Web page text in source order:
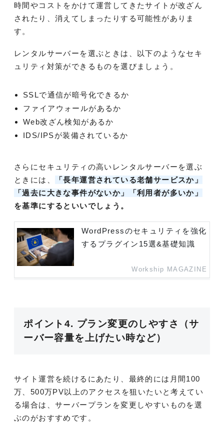
時間やコストをかけて運営してきたサイトが改ざん
されたり、消えてしまったりする可能性がありま
す。
レンタルサーバーを選ぶときは、以下のようなセキ
ュリティ対策ができるものを選びましょう。
SSLで通信が暗号化できるか
ファイアウォールがあるか
Web改ざん検知があるか
IDS/IPSが装備されているか
さらにセキュリティの高いレンタルサーバーを選ぶ
ときには、
「長年運営されている老舗サービスか」
「過去に大きな事件がないか」「利用者が多いか」
を基準にするといいでしょう。
WordPressのセキュリティを強化
するプラグイン15選&基礎知識
Workship MAGAZINE
ポイント4. プラン変更のしやすさ（サ
ーバー容量を上げたい時など）
サイト運営を続けるにあたり、最終的には月間100
万、500万PV以上のアクセスを狙いたいと考えてい
る場合は、サーバープランを変更しやすいものを選
ぶのがおすすめです。